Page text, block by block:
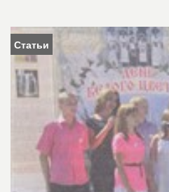
Статьи